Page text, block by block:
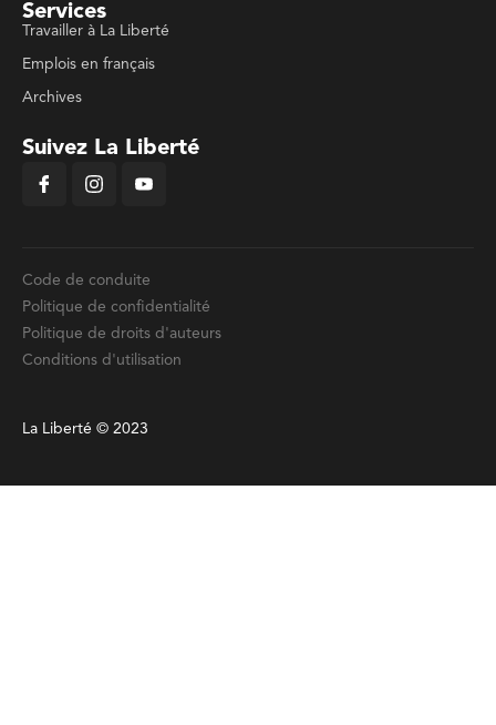
Services
Travailler à La Liberté
Emplois en français
Archives
Suivez La Liberté
Code de conduite
Politique de confidentialité
Politique de droits d'auteurs
Conditions d'utilisation
La Liberté © 2023